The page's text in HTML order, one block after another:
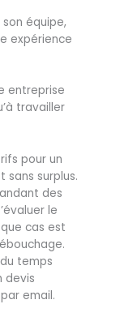
équipe,
expérience
entreprise
travailler
pour un
sans surplus.
des
le
cas est
temps
devis
email.